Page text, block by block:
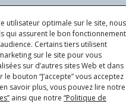
utilisateur optimale sur le site, nous
qui assurent le bon fonctionnement
Certains tiers utilisent
sur le site pour vous
sur d’autres sites Web et dans
bouton “J’accepte” vous acceptez
savoir plus, vous pouvez lire notre
ainsi que notre “Politique de